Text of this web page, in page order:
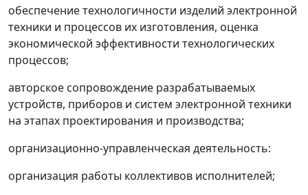
обеспечение технологичности изделий электронной
техники и процессов их изготовления, оценка
экономической эффективности технологических
процессов;
авторское сопровождение разрабатываемых
устройств, приборов и систем электронной техники
на этапах проектирования и производства;
организационно-управленческая деятельность:
организация работы коллективов исполнителей;